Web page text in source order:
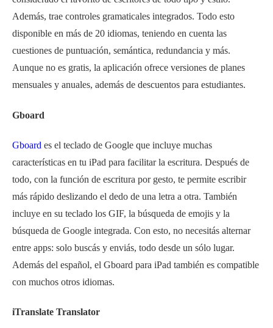
Además, trae controles gramaticales integrados. Todo esto
disponible en más de 20 idiomas, teniendo en cuenta las
cuestiones de puntuación, semántica, redundancia y más.
Aunque no es gratis, la aplicación ofrece versiones de planes
mensuales y anuales, además de descuentos para estudiantes.
Gboard
Gboard es el teclado de Google que incluye muchas
características en tu iPad para facilitar la escritura. Después de
todo, con la función de escritura por gesto, te permite escribir
más rápido deslizando el dedo de una letra a otra. También
incluye en su teclado los GIF, la búsqueda de emojis y la
búsqueda de Google integrada. Con esto, no necesitás alternar
entre apps: solo buscás y enviás, todo desde un sólo lugar.
Además del español, el Gboard para iPad también es compatible
con muchos otros idiomas.
iTranslate Translator